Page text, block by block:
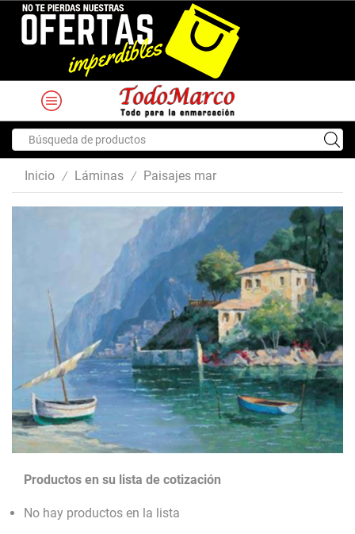
input
Inicio / Láminas / Paisajes mar
Productos en su lista de cotización
No hay productos en la lista